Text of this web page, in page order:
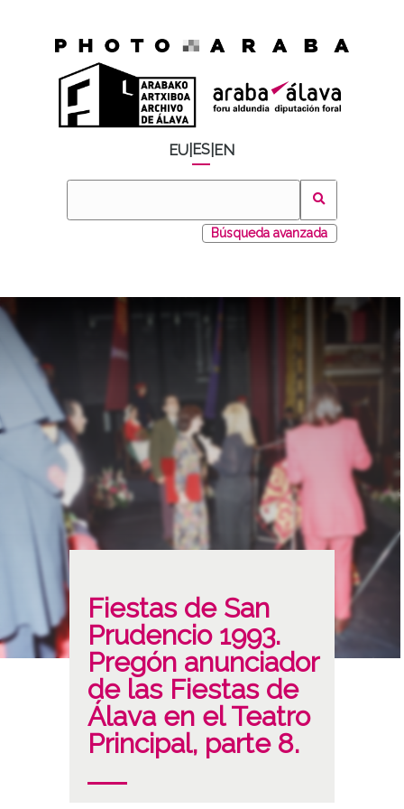
EU ES EN
Búsqueda avanzada
Fiestas de San
Prudencio 1993.
Pregón anunciador
de las Fiestas de
Álava en el Teatro
Principal, parte 8.